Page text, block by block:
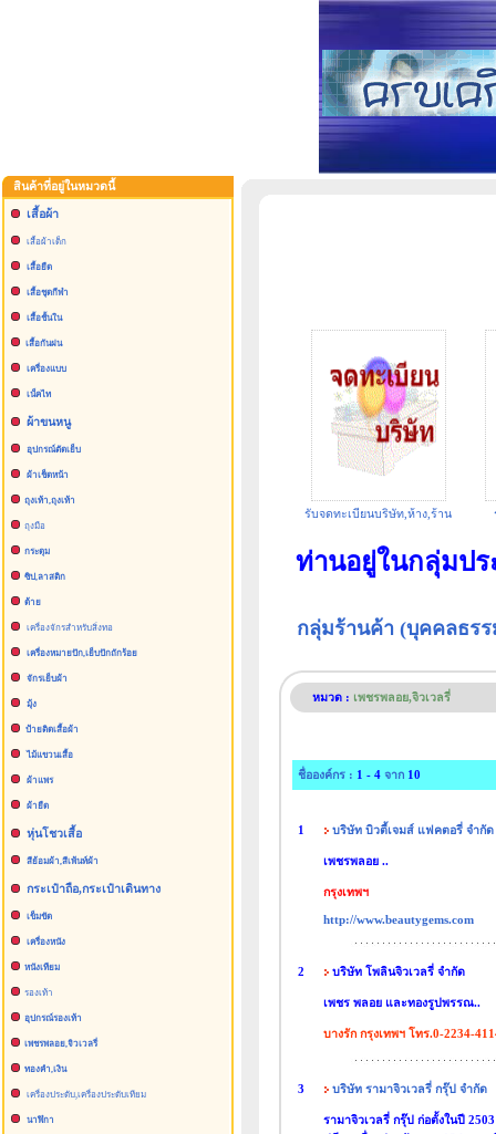
สินค้าที่อยู่ในหมวดนี้
เสื้อผ้า
เสื้อผ้าเด็ก
เสื้อยืด
เสื้อชุดกีฬา
เสื้อชั้นใน
เสื้อกันฝน
เครื่องแบบ
เน็คไท
ผ้าขนหนู
อุปกรณ์ตัดเย็บ
ผ้าเช็ดหน้า
ถุงเท้า,ถุงเท้า
ถุงมือ
กระดุม
ซิป,ลาสติก
ด้าย
เครื่องจักรสำหรับสิ่งทอ
เครื่องหมายปัก,เย็บปักถักร้อย
จักรเย็บผ้า
มุ้ง
ป้ายติดเสื้อผ้า
ไม้แขวนเสื้อ
ผ้าแพร
ผ้ายืด
หุ่นโชวเสื้อ
สีย้อมผ้า,สีเพ้นท์ผ้า
กระเป๋าถือ,กระเป๋าเดินทาง
เข็มขัด
เครื่องหนัง
หนังเทียม
รองเท้า
อุปกรณ์รองเท้า
เพชรพลอย,จิวเวลรี่
ทองคำ,เงิน
เครื่องประดับ,เครื่องประดับเทียม
นาฬิกา
รับจดทะเบียนบริษัท,ห้าง,ร้าน
ท่านอยู่ในกลุ่มปร
กลุ่มร้านค้า (บุคคลธร
หมวด : เพชรพลอย,จิวเวลรี่
ชื่อองค์กร : 1 - 4 จาก 10
1 บริษัท บิวตี้เจมส์ แฟคตอรี่ จำกัด
เพชรพลอย ..
กรุงเทพฯ
http://www.beautygems.com
2 บริษัท โพลินจิวเวลรี่ จำกัด
เพชร พลอย และทองรูปพรรณ..
บางรัก กรุงเทพฯ โทร.0-2234-
3 บริษัท รามาจิวเวลรี่ กรุ๊ป จำกัด
รามาจิวเวลรี่ กรุ๊ป ก่อตั้งในปี